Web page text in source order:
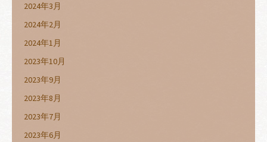
2024年3月
2024年2月
2024年1月
2023年10月
2023年9月
2023年8月
2023年7月
2023年6月